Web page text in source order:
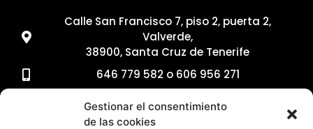
Gestionar el consentimiento
de las cookies
Calle San Francisco 7, piso 2, puerta 2,
Valverde,
38900, Santa Cruz de Tenerife
646 779 582 o 606 956 271
carballoconsultor@gmail.com